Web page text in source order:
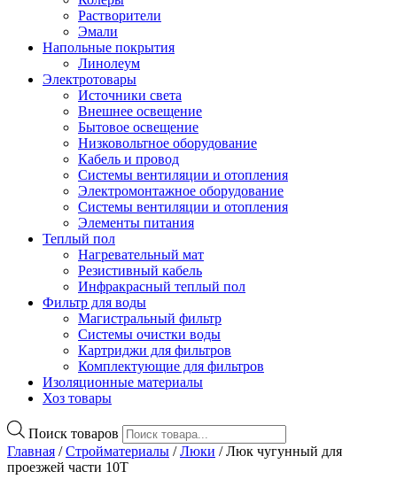
Растворители
Эмали
Напольные покрытия
Линолеум
Электротовары
Источники света
Внешнее освещение
Бытовое освещение
Низковольтное оборудование
Кабель и провод
Системы вентиляции и отопления
Электромонтажное оборудование
Системы вентиляции и отопления
Элементы питания
Теплый пол
Нагревательный мат
Резистивный кабель
Инфракрасный теплый пол
Фильтр для воды
Магистральный фильтр
Системы очистки воды
Картриджи для фильтров
Комплектующие для фильтров
Изоляционные материалы
Хоз товары
Поиск товаров
Главная /Стройматериалы /Люки / Люк чугунный для
проезжей части 10Т